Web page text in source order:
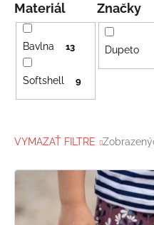
Značky
Dupeto
Materiál
Bavlna 13
Softshell 9
VYMAZAŤ FILTRE
V
p